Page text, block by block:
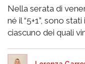
Nella serata di
né il “5+1”, sono
ciascuno dei quali